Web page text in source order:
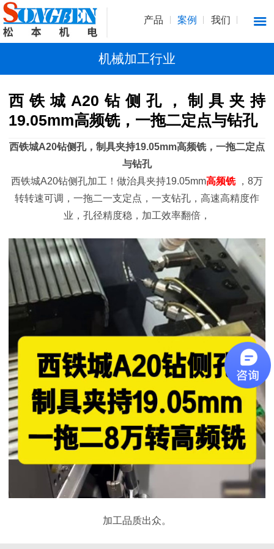
产品 案例 我们
机械加工行业
西铁城A20钻侧孔，制具夹持
19.05mm高频铣，一拖二定点与钻孔
西铁城A20钻侧孔，制具夹持19.05mm高频铣，一拖二定点
与钻孔
西铁城A20钻侧孔加工！做治具夹持19.05mm高频铣
，8万
转转速可调，一拖二一支定点，一支钻孔，高速高精度作
业，孔径精度稳，加工效率翻倍，
加工品质出众。